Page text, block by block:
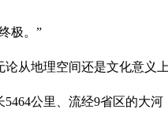
极。”
从地理空间还是文化意义
公里、流经9省区的大